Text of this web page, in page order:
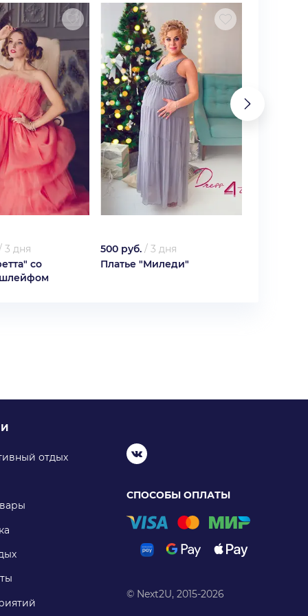
3 дня
со
500 руб. / 3 дня
Платье "Миледи"
отдых
СПОСОБЫ ОПЛАТЫ
© Next2U, 2015-2026